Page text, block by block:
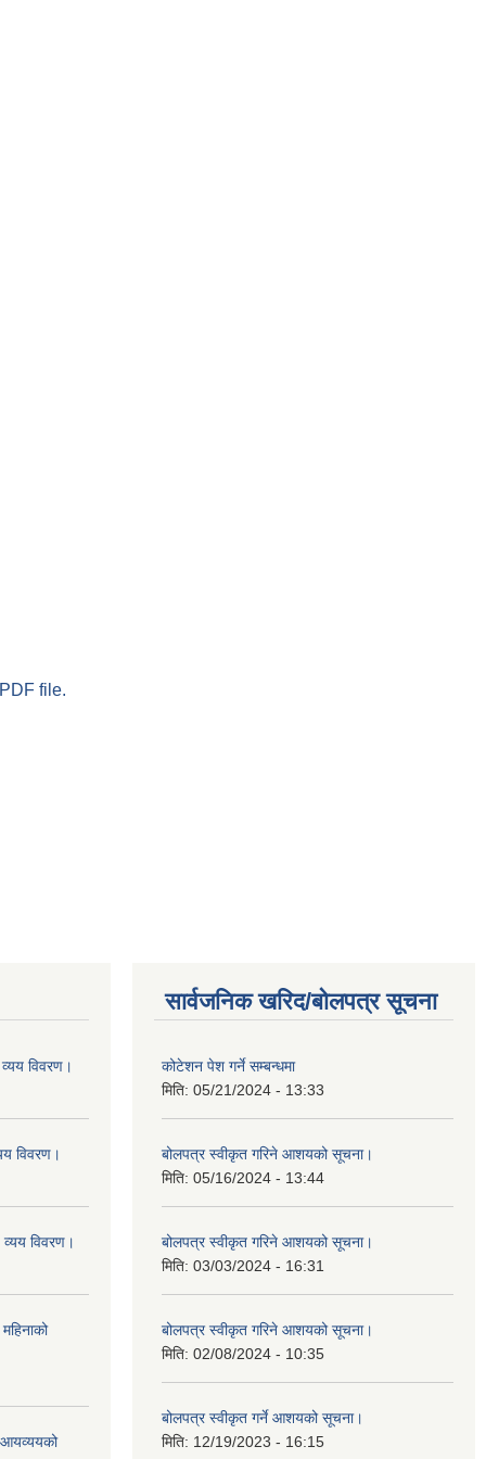
file.
विवरण।
विवरण।
विवरण।
आयव्ययको
सार्वजनिक खरिद/बोलपत्र सूचना
कोटेशन पेश गर्ने सम्बन्धमा
मिति: 05/21/2024 - 13:33
बोलपत्र स्वीकृत गरिने आशयको सूचना।
मिति: 05/16/2024 - 13:44
बोलपत्र स्वीकृत गरिने आशयको सूचना।
मिति: 03/03/2024 - 16:31
बोलपत्र स्वीकृत गरिने आशयको सूचना।
मिति: 02/08/2024 - 10:35
बोलपत्र स्वीकृत गर्ने आशयको सूचना।
मिति: 12/19/2023 - 16:15